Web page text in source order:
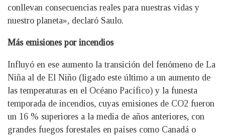
conllevan consecuencias reales para nuestras vidas y
nuestro planeta», declaró Saulo.
Más emisiones por incendios
Influyó en ese aumento la transición del fenómeno de La
Niña al de El Niño (ligado este último a un aumento de
las temperaturas en el Océano Pacífico) y la funesta
temporada de incendios, cuyas emisiones de CO2 fueron
un 16 % superiores a la media de años anteriores, con
grandes fuegos forestales en países como Canadá o